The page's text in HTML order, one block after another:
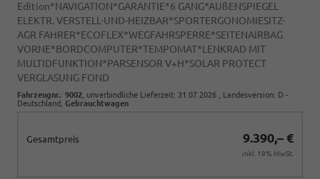
Edition*NAVIGATION*GARANTIE*6 GANG*AUßENSPIEGEL
ELEKTR. VERSTELL-UND-HEIZBAR*SPORTERGONOMIESITZ-
AGR FAHRER*ECOFLEX*WEGFAHRSPERRE*SEITENAIRBAG
VORNE*BORDCOMPUTER*TEMPOMAT*LENKRAD MIT
MULTIDFUNKTION*PARSENSOR V+H*SOLAR PROTECT
VERGLASUNG FOND
Fahrzeugnr.: 9002 , unverbindliche Lieferzeit: 31.07.2026 , Landesversion: D -
Deutschland, Gebrauchtwagen
Gesamtpreis 9.390,– €
inkl. 19% MwSt.